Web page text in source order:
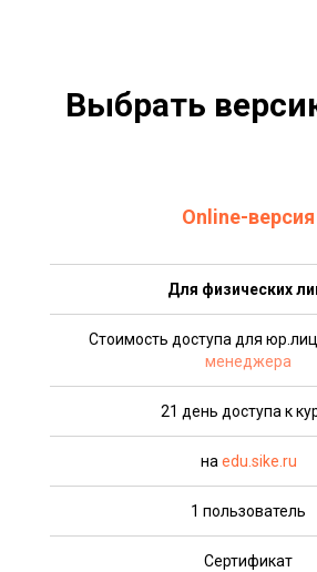
Выбрать
Online-версия
Для физических
Стоимость доступа для
менеджера
21 день доступа к
на edu.sike.ru
1 пользователь
Сертификат